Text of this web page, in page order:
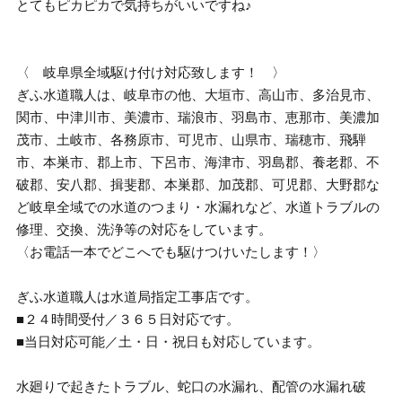
とてもピカピカで気持ちがいいですね♪
〈 岐阜県全域駆け付け対応致します！ 〉
ぎふ水道職人は、岐阜市の他、大垣市、高山市、多治見市、
関市、中津川市、美濃市、瑞浪市、羽島市、恵那市、美濃加
茂市、土岐市、各務原市、可児市、山県市、瑞穂市、飛騨
市、本巣市、郡上市、下呂市、海津市、羽島郡、養老郡、不
破郡、安八郡、揖斐郡、本巣郡、加茂郡、可児郡、大野郡な
ど岐阜全域での水道のつまり・水漏れなど、水道トラブルの
修理、交換、洗浄等の対応をしています。
〈お電話一本でどこへでも駆けつけいたします！〉
ぎふ水道職人は水道局指定工事店です。
■２４時間受付／３６５日対応です。
■当日対応可能／土・日・祝日も対応しています。
水廻りで起きたトラブル、蛇口の水漏れ、配管の水漏れ破